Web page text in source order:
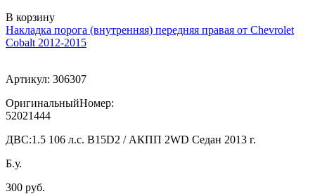
В корзину
Накладка порога (внутренняя) передняя правая от Chevrolet
Cobalt 2012-2015
Артикул: 306307
ОригинальныйНомер:
52021444
ДВС:1.5 106 л.с. B15D2 / АКПП 2WD Седан 2013 г.
Б.у.
300 руб.